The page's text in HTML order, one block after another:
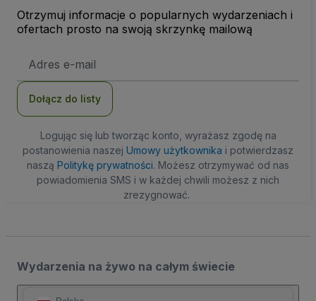
Otrzymuj informacje o popularnych wydarzeniach i
ofertach prosto na swoją skrzynkę mailową
e-
Dołącz do listy
Logując się lub tworząc konto, wyrażasz zgodę na
postanowienia naszej Umowy użytkownika i potwierdzasz
naszą Politykę prywatności. Możesz otrzymywać od nas
powiadomienia SMS i w każdej chwili możesz z nich
zrezygnować.
Wydarzenia na żywo na całym świecie